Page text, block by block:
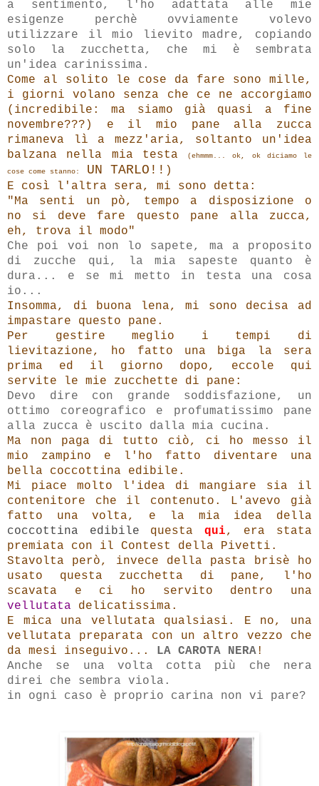
a sentimento, l'ho adattata alle mie
esigenze perchè ovviamente volevo
utilizzare il mio lievito madre, copiando
solo la zucchetta, che mi è sembrata
un'idea carinissima.
Come al solito le cose da fare sono mille,
i giorni volano senza che ce ne accorgiamo
(incredibile: ma siamo già quasi a fine
novembre???) e il mio pane alla zucca
rimaneva lì a mezz'aria, soltanto un'idea
balzana
nella mia testa
(ehmmm... ok, ok diciamo le
cose come stanno:
UN TARLO!! )
E così l'altra sera, mi sono detta:
"Ma senti un pò, tempo a disposizione o
no si deve fare questo pane alla zucca,
eh, trova il modo"
Che poi voi non lo sapete, ma a proposito
di zucche qui, la mia sapeste quanto è
dura... e se mi metto in testa una cosa
io...
Insomma, di buona lena, mi sono decisa ad
impastare questo pane.
Per gestire meglio i tempi di
lievitazione, ho fatto una biga la sera
prima ed il giorno dopo, eccole qui
servite le mie zucchette di pane:
Devo dire con grande soddisfazione, un
ottimo coreografico e profumatissimo pane
alla zucca è uscito dalla mia cucina.
Ma non paga di tutto ciò, ci ho messo il
mio zampino e l'ho fatto diventare una
bella coccottina edibile.
Mi piace molto l'idea di mangiare sia il
contenitore che il contenuto. L'avevo già
fatto una volta, e la mia idea della
coccottina edibile questa qui, era stata
premiata con il Contest della Pivetti.
Stavolta però, invece della pasta brisè ho
usato questa zucchetta di pane,
l'ho
scavata e ci ho servito dentro una
vellutata delicatissima.
E mica una vellutata qualsiasi. E no,
una
vellutata preparata con un altro vezzo che
da mesi inseguivo... LA CAROTA NERA !
Anche se una volta cotta più che nera
direi che sembra viola.
in ogni caso è proprio carina non vi pare?